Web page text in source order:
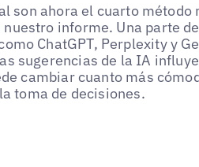
son ahora el cuarto método
informe. Una parte
ChatGPT, Perplexity y
sugerencias de la IA
cambiar cuanto más
toma de decisiones.